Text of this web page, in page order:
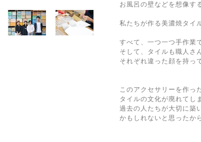
お風呂の壁などを想像す
私たちが作る美濃焼タイ
すべて、一つ一つ手作業
そして、タイルも職人さ
それぞれ違った顔を持っ
このアクセサリーを作っ
タイルの文化が廃れてし
過去の人たちが大切に築
かもしれないと思ったか